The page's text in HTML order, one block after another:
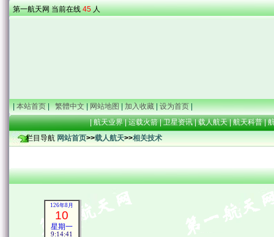
第一航天网 当前在线 45 人
| 本站首页 | 繁體中文 | 网站地图 | 加入收藏 | 设为首页 |
| 航天业界| 运载火箭| 卫星资讯| 载人航天| 航天科普|
栏目导航 网站首页>>载人航天>>相关技术
126年8月
10
星期一
9:14:42